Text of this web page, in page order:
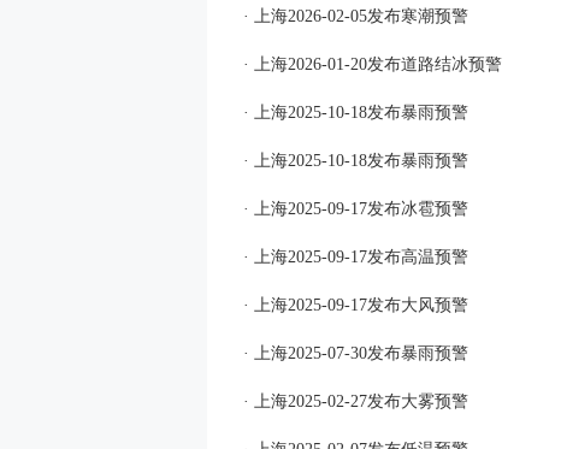
· 上海2026-02-05发布寒潮预警
· 上海2026-01-20发布道路结冰预警
· 上海2025-10-18发布暴雨预警
· 上海2025-10-18发布暴雨预警
· 上海2025-09-17发布冰雹预警
· 上海2025-09-17发布高温预警
· 上海2025-09-17发布大风预警
· 上海2025-07-30发布暴雨预警
· 上海2025-02-27发布大雾预警